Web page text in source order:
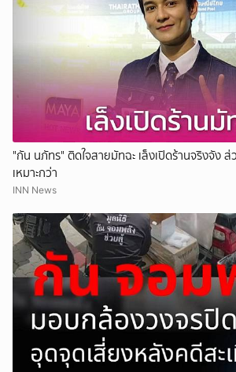
"กัน นภัทร" ติดใจสายมัทฉะ เล็งเปิดร้านจริงจัง ส่
เหมาะกว่า
INN News